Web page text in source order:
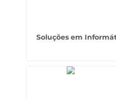
Soluções em